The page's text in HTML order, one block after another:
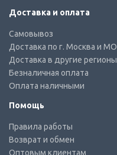
Доставка и оплата
Самовывоз
Доставка по г. Москва и МО
Доставка в другие регионы
Безналичная оплата
Оплата наличными
Помощь
Правила работы
Возврат и обмен
Оптовым клиентам